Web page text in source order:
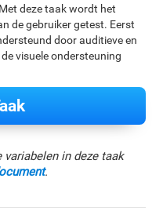
deze taak wordt het
de gebruiker getest. Eerst
door auditieve en
visuele ondersteuning
in deze taak
.